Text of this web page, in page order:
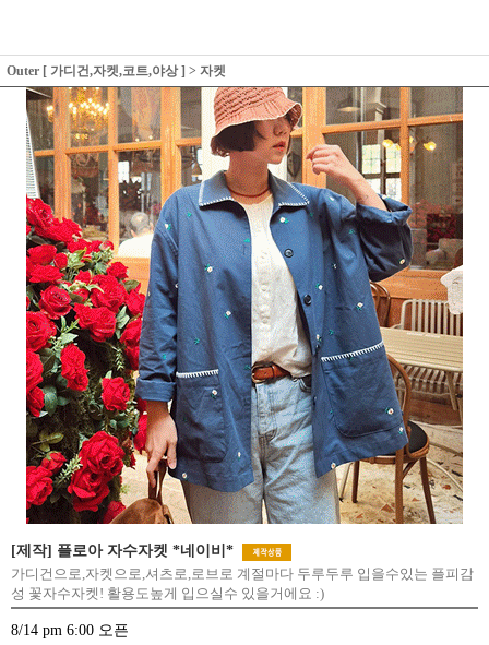
Outer [ 가디건,자켓,코트,야상 ] > 자켓
[제작] 플로아 자수자켓 *네이비*
가디건으로,자켓으로,셔츠로,로브로 계절마다 두루두루 입을수있는 플피감
성 꽃자수자켓! 활용도높게 입으실수 있을거에요 :)
8/14 pm 6:00 오픈